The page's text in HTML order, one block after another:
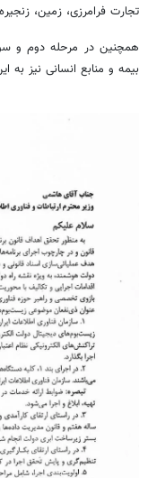
تجارت فرامرزی، زمین،
همچنین در مرحله دوم و
بیمه و منابع انسانی نیز به